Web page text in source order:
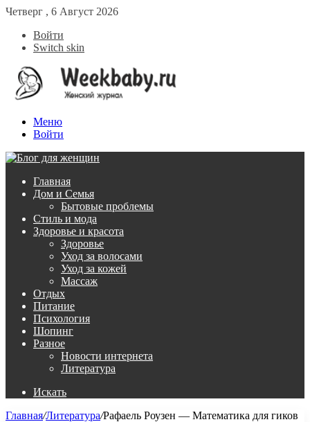
Четверг , 6 Август 2026
Войти
Switch skin
Меню
Войти
Главная
Дом и Семья
Бытовые проблемы
Стиль и мода
Здоровье и красота
Здоровье
Уход за волосами
Уход за кожей
Массаж
Отдых
Питание
Психология
Шопинг
Разное
Новости интернета
Литература
Искать
Главная/Литература/Рафаель Роузен — Математика для гиков